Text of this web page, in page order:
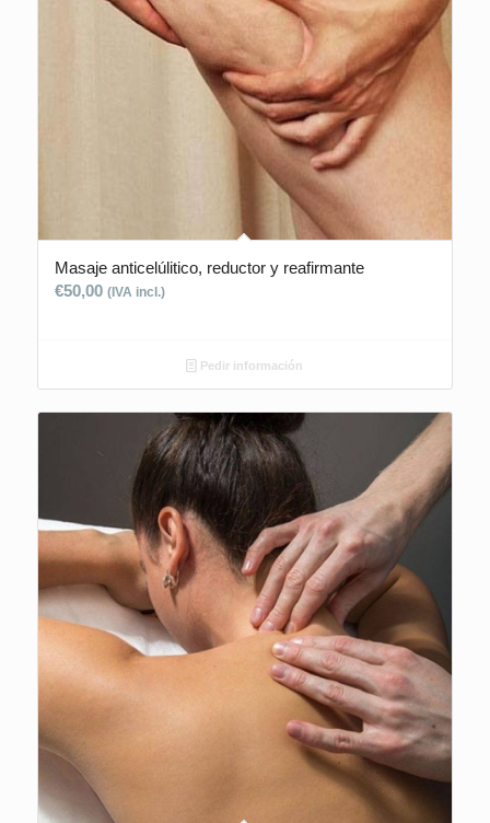
Masaje anticelúlitico, reductor y reafirmante
€50,00 (IVA incl.)
Pedir información